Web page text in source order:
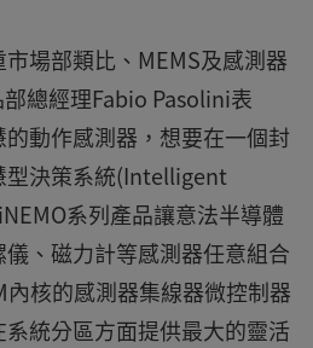
場部類比、MEMS及感測器
總經理Fabio Pasolini表
動作感測器，想要在一個封
型決策系統(Intelligent
系列產品讓意法半導體
、磁力計等感測器任意組合
核的感測器集線器微控制器
統分區方面提供最大的靈活